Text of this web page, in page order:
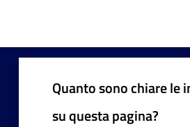
Quanto sono chiare le
su questa pagina?